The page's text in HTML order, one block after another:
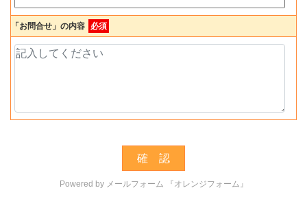
「お問合せ」の内容 必須
Powered by メールフォーム 『オレンジフォーム』